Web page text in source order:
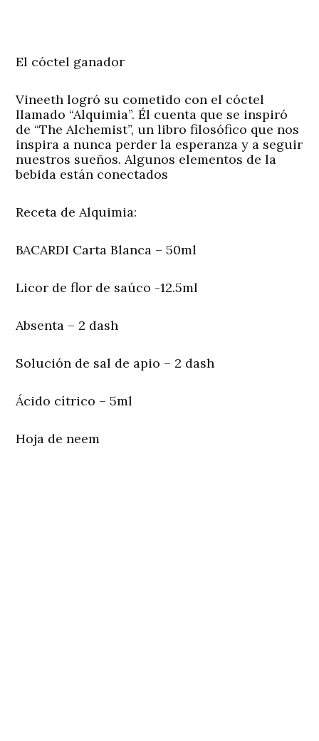
El cóctel ganador
Vineeth logró su cometido con el cóctel
llamado “Alquimia”. Él cuenta que se inspiró
de “The Alchemist”, un libro filosófico que nos
inspira a nunca perder la esperanza y a seguir
nuestros sueños. Algunos elementos de la
bebida están conectados
Receta de Alquimia:
BACARDI Carta Blanca – 50ml
Licor de flor de saúco -12.5ml
Absenta – 2 dash
Solución de sal de apio – 2 dash
Ácido cítrico – 5ml
Hoja de neem